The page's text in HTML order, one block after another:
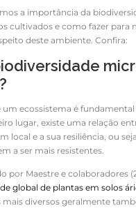
a importância da
cultivados e como fazer para
deste ambiente. Confira:
um ecossistema é
lugar, existe uma relação
local e a sua resiliência, ou
a ser mais resistentes.
por Maestre e colaboradores
global de plantas em solos
mais diversos geralmente